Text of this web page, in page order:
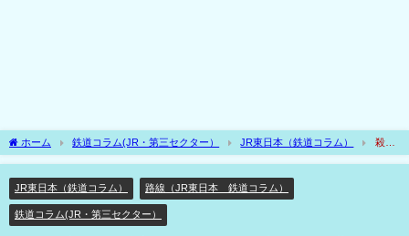
ホーム 鉄道コラム(JR・第三セクター） JR東日本（鉄道コラム）
殺人
電車??混雑率300％??の解消?? 混乱期の国鉄の首都圏改造計画??
JR東日本（鉄道コラム） 路線（JR東日本 鉄道コラム）
鉄道コラム(JR・第三セクター）